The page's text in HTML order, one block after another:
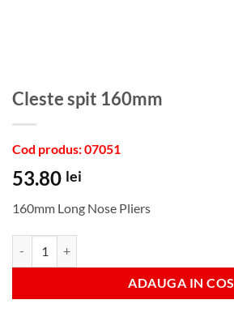
Cleste spit 160mm
Cod produs: 07051
53.80 lei
160mm Long Nose Pliers
ADAUGA IN COS